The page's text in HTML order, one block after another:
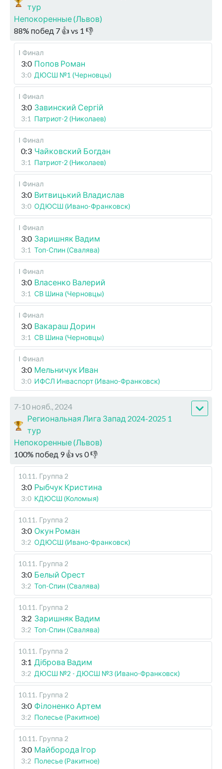
тур
Непокоренные (Львов)
88% побед 7 👍 vs 1 👎
I Финал
3:0 Попов Роман
3:0 ДЮСШ №1 (Черновцы)
I Финал
3:0 Завинский Сергій
3:1 Патриот-2 (Николаев)
I Финал
0:3 Чайковский Богдан
3:1 Патриот-2 (Николаев)
I Финал
3:0 Витвицький Владислав
3:0 ОДЮСШ (Ивано-Франковск)
I Финал
3:0 Заришняк Вадим
3:1 Топ-Спин (Свалява)
I Финал
3:0 Власенко Валерий
3:1 СВ Шина (Черновцы)
I Финал
3:0 Вакараш Дорин
3:1 СВ Шина (Черновцы)
I Финал
3:0 Мельничук Иван
3:0 ИФСЛ Инваспорт (Ивано-Франковск)
7-10 нояб., 2024
Региональная Лига Запад 2024-2025 1
тур
Непокоренные (Львов)
100% побед 9👍 vs 0👎
10.11 . Группа 2
3:0 Рыбчук Кристина
3:0 КДЮСШ (Коломыя)
10.11 . Группа 2
3:0 Окун Роман
3:2 ОДЮСШ (Ивано-Франковск)
10.11 . Группа 2
3:0 Белый Орест
3:2 Топ-Спин (Свалява)
10.11 . Группа 2
3:2 Заришняк Вадим
3:2 Топ-Спин (Свалява)
10.11 . Группа 2
3:1 Діброва Вадим
3:2 ДЮСШ №2 - ДЮСШ №3 (Ивано-Франковск)
10.11 . Группа 2
3:0 Філоненко Артем
3:2 Полесье (Ракитное)
10.11 . Группа 2
3:0 Майборода Ігор
3:2 Полесье (Ракитное)